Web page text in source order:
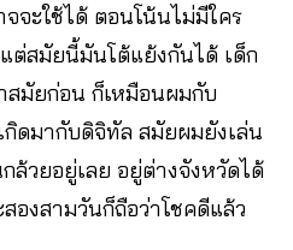
จะใช้ได้ ตอนโน้นไม่มีใคร
ต่สมัยนี้มันโต้แย้งกันได้ เด็ก
สมัยก่อน ก็เหมือนผมกับ
ดมากับดิจิทัล สมัยผมยังเล่น
ล้วยอยู่เลย อยู่ต่างจังหวัดได้
งสามวันก็ถือว่าโชคดีแล้ว